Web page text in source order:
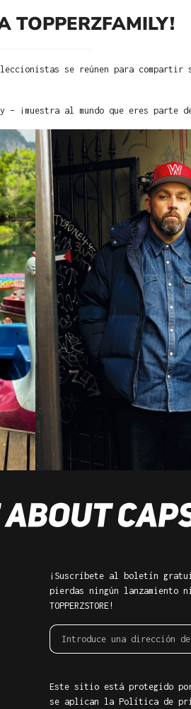
TOPPERZFAMILY!
se reúnen para compartir
– ¡muestra al mundo que eres parte
¡Suscríbete al boletín
pierdas ningún lanzamiento
TOPPERZSTORE!
Este sitio está protegido por
se aplican la Política de